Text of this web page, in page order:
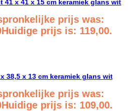
41 x 41 x 15 cm keramiek glans wit
prijs was:
Huidige prijs is: 119,00.
38,5 x 13 cm keramiek glans wit
prijs was:
Huidige prijs is: 109,00.